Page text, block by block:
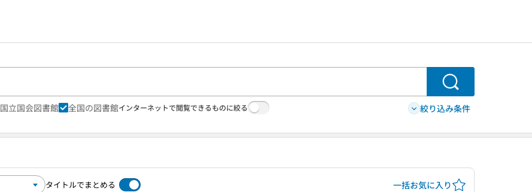
検索
国立国会図書館 全国の図書館インターネットで閲覧できるものに絞る 絞り込み条件
タイトルでまとめる 一括お気に入り